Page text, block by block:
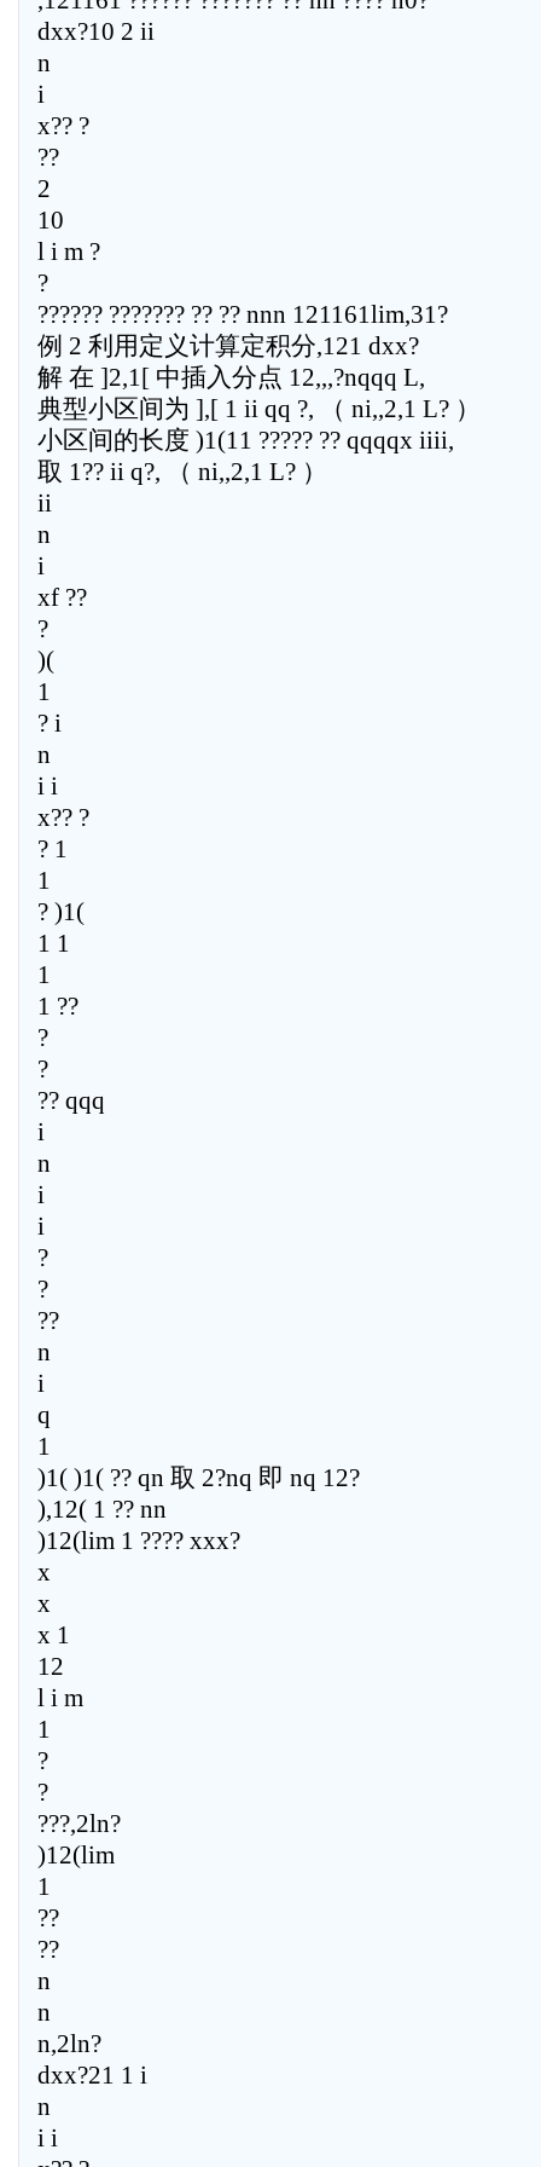
dxx?10 2 ii
n
i
x?? ?
??
2
10
l i m ?
?
?????? ??????? ?? ?? nnn 121161lim,31?
例 2 利用定义计算定积分,121 dxx?
解 在 ]2,1[ 中插入分点 12,,,?nqqq L,
典型小区间为 ],[ 1 ii qq ?, （ ni,,2,1 L? ）
小区间的长度 )1(11 ????? ?? qqqqx iiii,
取 1?? ii q?, （ ni,,2,1 L? ）
ii
n
i
xf ??
?
)(
1
? i
n
i i
x?? ?
? 1
1
? )1(
1 1
1
1 ??
?
?
?? qqq
i
n
i
i
?
?
??
n
i
q
1
)1( )1( ?? qn 取 2?nq 即 nq 12?
),12( 1 ?? nn
)12(lim 1 ???? xxx?
x
x
x 1
12
l i m
1
?
?
???,2ln?
)12(lim
1
??
??
n
n
n,2ln?
dxx?21 1 i
n
i i